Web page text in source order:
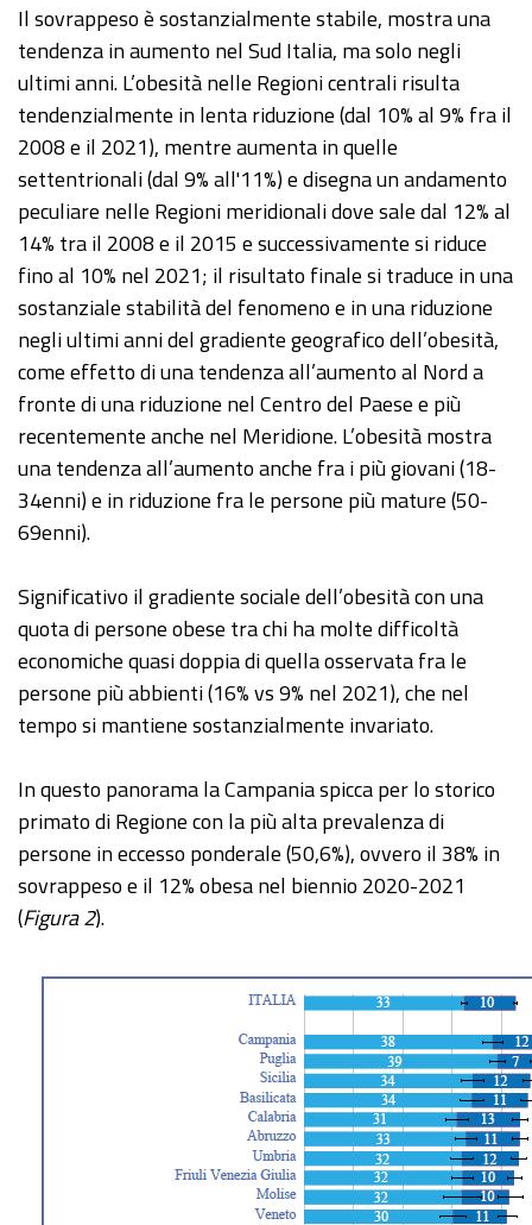
Il sovrappeso è sostanzialmente stabile, mostra una
tendenza in aumento nel Sud Italia, ma solo negli
ultimi anni. L’obesità nelle Regioni centrali risulta
tendenzialmente in lenta riduzione (dal 10% al 9% fra il
2008 e il 2021), mentre aumenta in quelle
settentrionali (dal 9% all'11%) e disegna un andamento
peculiare nelle Regioni meridionali dove sale dal 12% al
14% tra il 2008 e il 2015 e successivamente si riduce
fino al 10% nel 2021; il risultato finale si traduce in una
sostanziale stabilità del fenomeno e in una riduzione
negli ultimi anni del gradiente geografico dell’obesità,
come effetto di una tendenza all’aumento al Nord a
fronte di una riduzione nel Centro del Paese e più
recentemente anche nel Meridione. L’obesità mostra
una tendenza all’aumento anche fra i più giovani (18-
34enni) e in riduzione fra le persone più mature (50-
69enni).
Significativo il gradiente sociale dell’obesità con una
quota di persone obese tra chi ha molte difficoltà
economiche quasi doppia di quella osservata fra le
persone più abbienti (16% vs 9% nel 2021), che nel
tempo si mantiene sostanzialmente invariato.
In questo panorama la Campania spicca per lo storico
primato di Regione con la più alta prevalenza di
persone in eccesso ponderale (50,6%), ovvero il 38% in
sovrappeso e il 12% obesa nel biennio 2020-2021
(Figura 2).